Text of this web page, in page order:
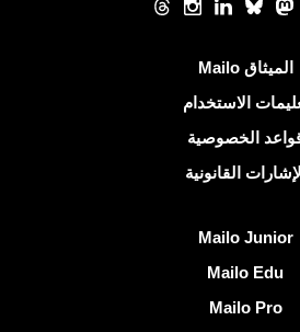
Mastodon
Bluesky
LinkedIn
Instagram
Threads
الميثاق Mailo
الاستخدام
الخصوصية
الإشارات القانونية
Mailo Junior
Mailo Edu
Mailo Pro